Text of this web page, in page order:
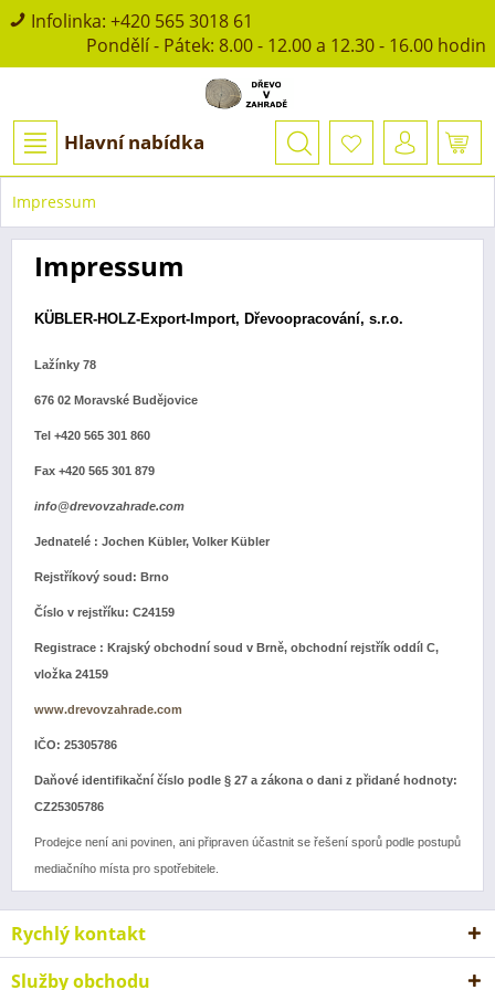
Infolinka: +420 565 3018 61
Pondělí - Pátek: 8.00 - 12.00 a 12.30 - 16.00 hodin
Hlavní nabídka
Impressum
Impressum
KÜBLER-HOLZ-Export-Import, Dřevoopracování, s.r.o.
Lažínky 78
676 02 Moravské Budějovice
Tel +420 565 301 860
Fax +420 565 301 879
info@drevovzahrade.com
Jednatelé : Jochen Kübler, Volker Kübler
Rejstříkový soud: Brno
Číslo v rejstříku: C24159
Registrace : Krajský obchodní soud v Brně, obchodní rejstřík oddíl C,
vložka 24159
www.drevovzahrade.com
IČO: 25305786
Daňové identifikační číslo podle § 27 a zákona o dani z přidané hodnoty:
CZ25305786
Prodejce není ani povinen, ani připraven účastnit se řešení sporů podle postupů
mediačního místa pro spotřebitele.
Rychlý kontakt
Služby obchodu